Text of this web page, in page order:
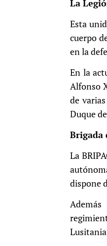
La
Esta
cuerpo
en la
En la
Alfonso
de
Duque
Brigada
La
dispone